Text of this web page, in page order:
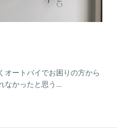
オートバイでお困りの方から
なかったと思う...